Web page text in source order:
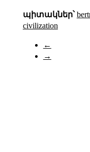
պիտակներ՝
civilization
←
→